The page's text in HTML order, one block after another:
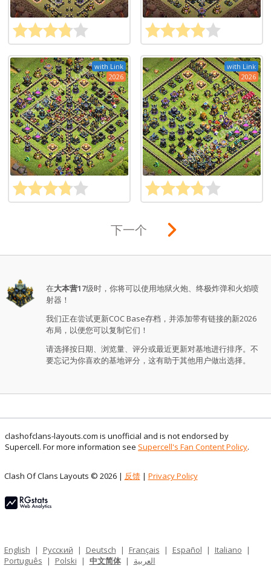
with Link
2026
with Link
2026
下一个
在大本营17级时，你将可以使用地狱火炮、终极炸弹和火焰喷
射器！
我们正在尝试更新COC Base存档，并添加带有链接的新2026
布局，以便您可以复制它们！
请选择按日期、浏览量、评分或最近更新对基地进行排序。不
要忘记为你喜欢的基地评分，这有助于其他用户做出选择。
clashofclans-layouts.com is unofficial and is not endorsed by
Supercell. For more information see Supercell's Fan Content Policy.
Clash Of Clans Layouts © 2026 | 反馈| Privacy Policy
English | Русский | Deutsch | Français | Español | Italiano
|
Português
| Polski | 中文简体 | العربية